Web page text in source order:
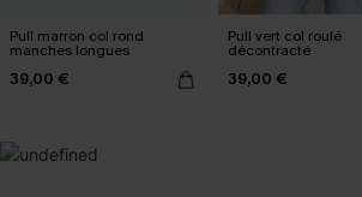
Pull marron col rond
manches longues
39,00 €
Pull vert col roulé
décontracté
39,00 €